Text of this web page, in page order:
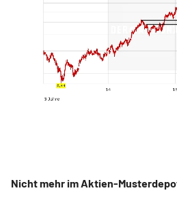
Nicht mehr im Aktien-